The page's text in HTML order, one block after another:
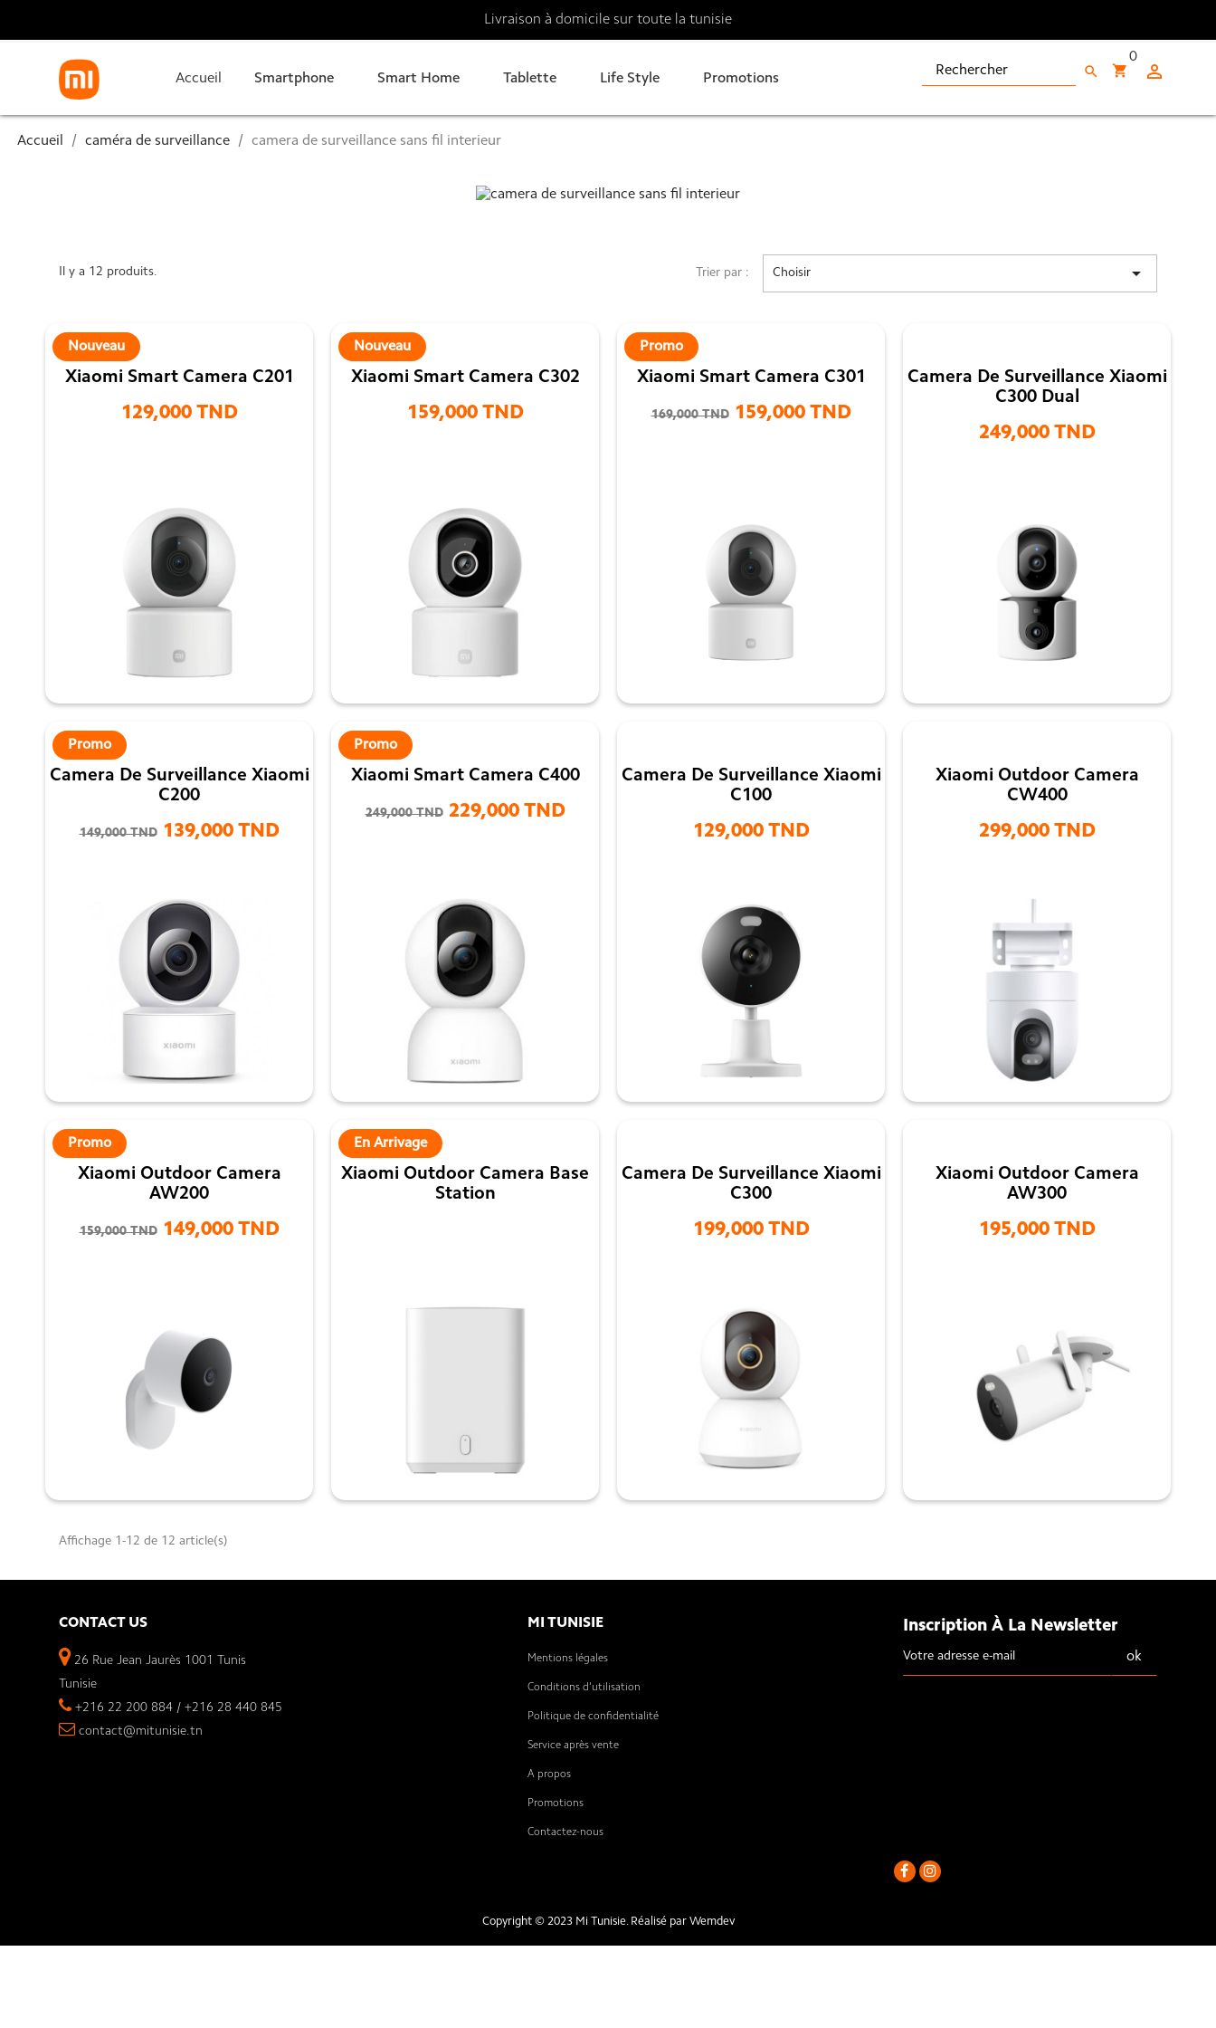
Livraison à domicile sur toute la tunisie
Accueil Smartphone Smart Home Tablette Life Style Promotions 
shopping_cart
0
search
Accueil caméra de surveillance camera de surveillance sans fil interieur
caméra de surveillance sans fil interieur | Xiaomi Tunisie
Découvrez Notre sélection des caméras de surveillance sans fil interieur Xiaomi
Il y a 12 produits. Trier par : Choisir 
Xiaomi Smart Camera C201
129,000 TND
Nouveau
Xiaomi Smart Camera C302
159,000 TND
Nouveau
Xiaomi Smart Camera C301
169,000 TND 159,000 TND
Promo
Camera De Surveillance Xiaomi
C300 Dual
249,000 TND
Camera De Surveillance Xiaomi
C200
149,000 TND 139,000 TND
Promo
Xiaomi Smart Camera C400
249,000 TND 229,000 TND
Promo
Camera De Surveillance Xiaomi
C100
129,000 TND
Xiaomi Outdoor Camera
CW400
299,000 TND
Xiaomi Outdoor Camera
AW200
159,000 TND 149,000 TND
Promo
Xiaomi Outdoor Camera Base
Station
En Arrivage
Camera De Surveillance Xiaomi
C300
199,000 TND
Xiaomi Outdoor Camera
AW300
195,000 TND
Affichage 1-12 de 12 article(s)
CONTACT US
26 Rue Jean Jaurès 1001 Tunis
Tunisie
+216 22 200 884 / +216 28 440 845
contact@mitunisie.tn
MI TUNISIE
Mentions légales
Conditions d'utilisation
Politique de confidentialité
Service après vente
A propos
Promotions
Contactez-nous
Inscription À La Newsletter
Copyright © 2023 Mi Tunisie. Réalisé par Wemdev